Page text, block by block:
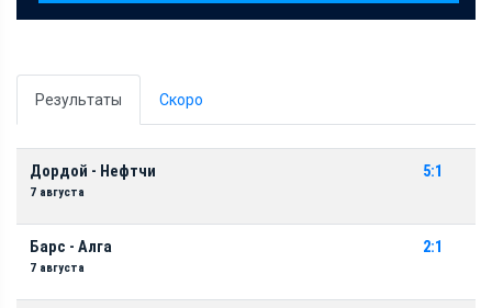
Результаты Скоро
Дордой - Нефтчи
7 августа
5:1
Барс - Алга
7 августа
2:1